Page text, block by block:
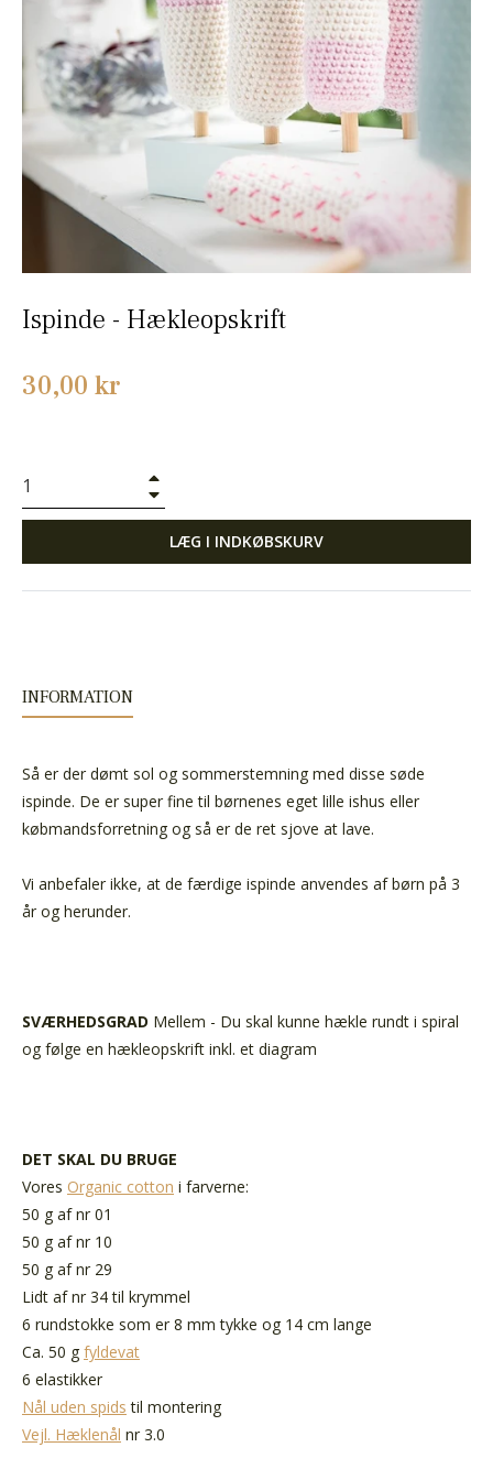
Ispinde - Hækleopskrift
Normalpris
30,00 kr
LÆG I INDKØBSKURV
INFORMATION
Så er der dømt sol og sommerstemning med disse søde
ispinde. De er super fine til børnenes eget lille ishus eller
købmandsforretning og så er de ret sjove at lave.
Vi anbefaler ikke, at de færdige ispinde anvendes af børn på 3
år og herunder.
SVÆRHEDSGRAD Mellem - Du skal kunne hækle rundt i spiral
og følge en hækleopskrift inkl. et diagram
DET SKAL DU BRUGE
Vores Organic cotton i farverne:
50 g af nr 01
50 g af nr 10
50 g af nr 29
Lidt af nr 34 til krymmel
6 rundstokke som er 8 mm tykke og 14 cm lange
Ca. 50 g fyldevat
6 elastikker
Nål uden spids til montering
Vejl. Hæklenål nr 3.0